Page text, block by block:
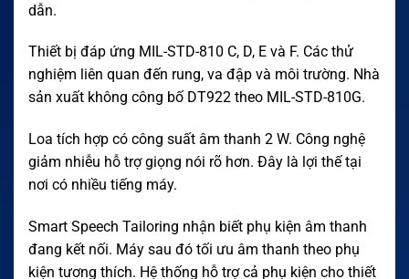
dẫn.
Thiết bị đáp ứng MIL-STD-810 C, D, E và F. Các thử
nghiệm liên quan đến rung, va đập và môi trường. Nhà
sản xuất không công bố DT922 theo MIL-STD-810G.
Loa tích hợp có công suất âm thanh 2 W. Công nghệ
giảm nhiễu hỗ trợ giọng nói rõ hơn. Đây là lợi thế tại
nơi có nhiều tiếng máy.
Smart Speech Tailoring nhận biết phụ kiện âm thanh
đang kết nối. Máy sau đó tối ưu âm thanh theo phụ
kiện tương thích. Hệ thống hỗ trợ cả phụ kiện cho thiết